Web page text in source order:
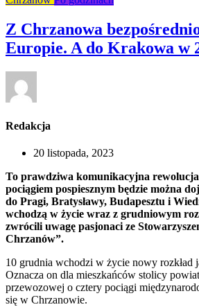
Z Chrzanowa
Europie. A do Krakowa w
Redakcja
20 listopada, 2023
To prawdziwa komunikacyjna
pociągiem pospiesznym będzie można
do Pragi, Bratysławy, Budapesztu i
wchodzą w życie wraz z grudniowym
zwrócili uwagę pasjonaci ze
Chrzanów”.
10 grudnia wchodzi w życie nowy rozkład
Oznacza on dla mieszkańców stolicy
przewozowej o cztery pociągi
się w Chrzanowie.